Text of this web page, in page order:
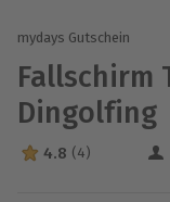
mydays Gutschein
Fallschirm
Dingolfing
4.8 Sterne von 5
4.8 (4)